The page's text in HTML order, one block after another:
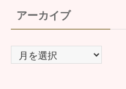
アーカイブ
ー